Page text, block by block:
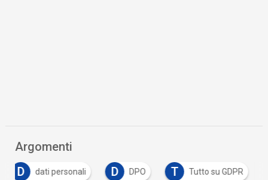
Argomenti
D
dati personali D DPO T Tutto su GDPR